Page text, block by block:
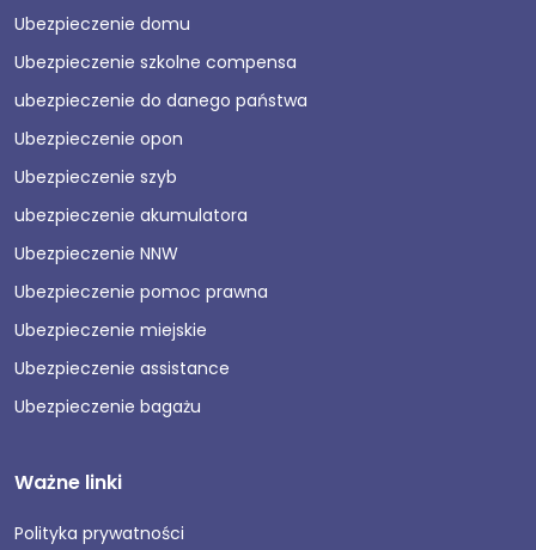
Ubezpieczenie domu
Ubezpieczenie szkolne compensa
ubezpieczenie do danego państwa
Ubezpieczenie opon
Ubezpieczenie szyb
ubezpieczenie akumulatora
Ubezpieczenie NNW
Ubezpieczenie pomoc prawna
Ubezpieczenie miejskie
Ubezpieczenie assistance
Ubezpieczenie bagażu
Ważne linki
Polityka prywatności